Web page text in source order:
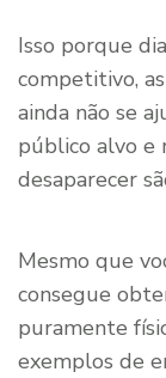
Isso porque
competitivo,
ainda não se
público alvo e
desaparecer
Mesmo que
consegue
puramente
exemplos de